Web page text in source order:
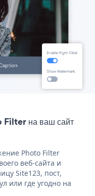
Filter на ваш сайт
Photo Filter
веб-сайта и
Site123, пост,
или где угодно на